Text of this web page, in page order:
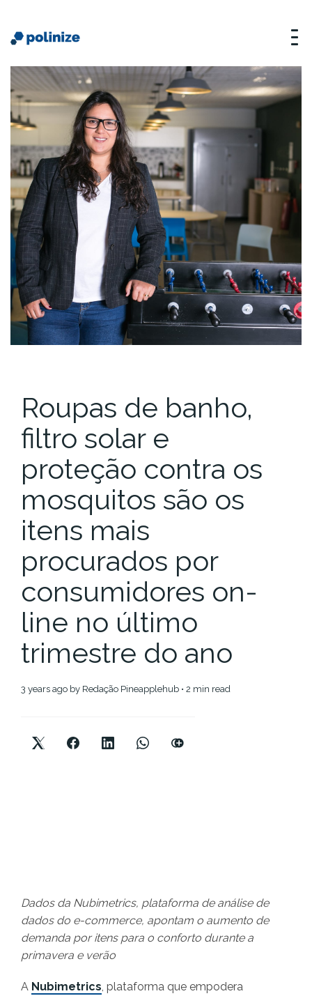
Roupas de banho,
filtro solar e
proteção contra os
mosquitos são os
itens mais
procurados por
consumidores on-
line no último
trimestre do ano
3 years ago by Redação Pineapplehub • 2 min read
Dados da Nubimetrics, plataforma de análise de
dados do e-commerce, apontam o aumento de
demanda por itens para o conforto durante a
primavera e verão
A Nubimetrics, plataforma que empodera